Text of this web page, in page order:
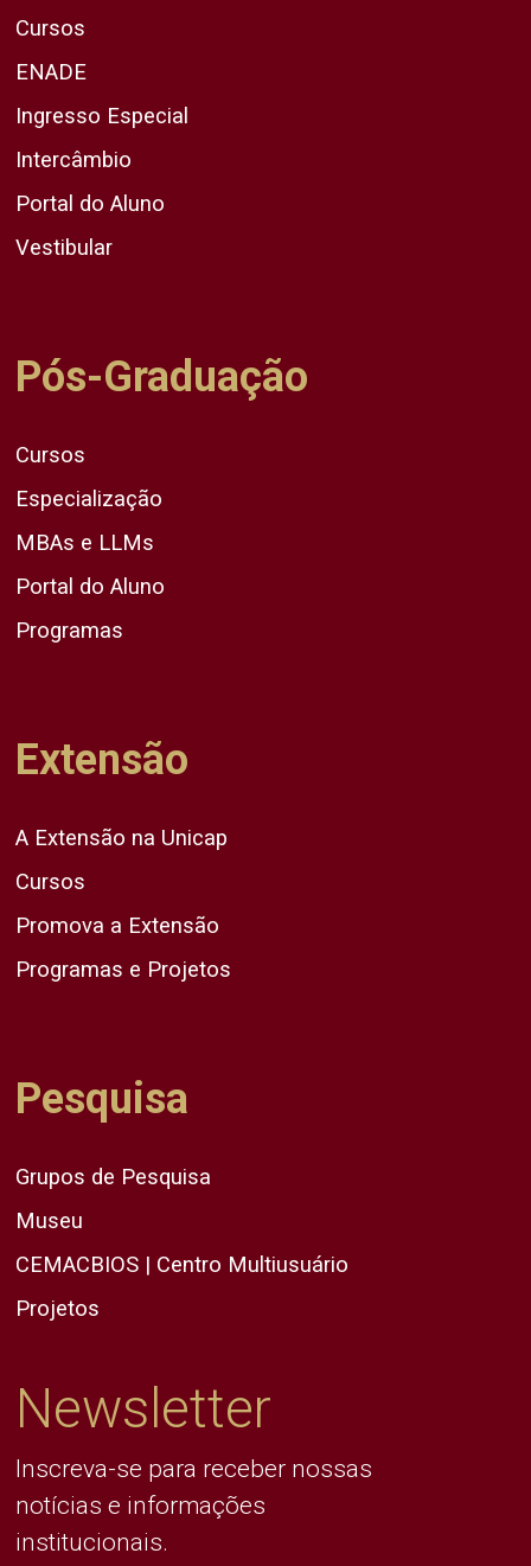
Cursos
ENADE
Ingresso Especial
Intercâmbio
Portal do Aluno
Vestibular
Pós-Graduação
Cursos
Especialização
MBAs e LLMs
Portal do Aluno
Programas
Extensão
A Extensão na Unicap
Cursos
Promova a Extensão
Programas e Projetos
Pesquisa
Grupos de Pesquisa
Museu
CEMACBIOS | Centro Multiusuário
Projetos
Newsletter
Inscreva-se para receber nossas
notícias e informações
institucionais.